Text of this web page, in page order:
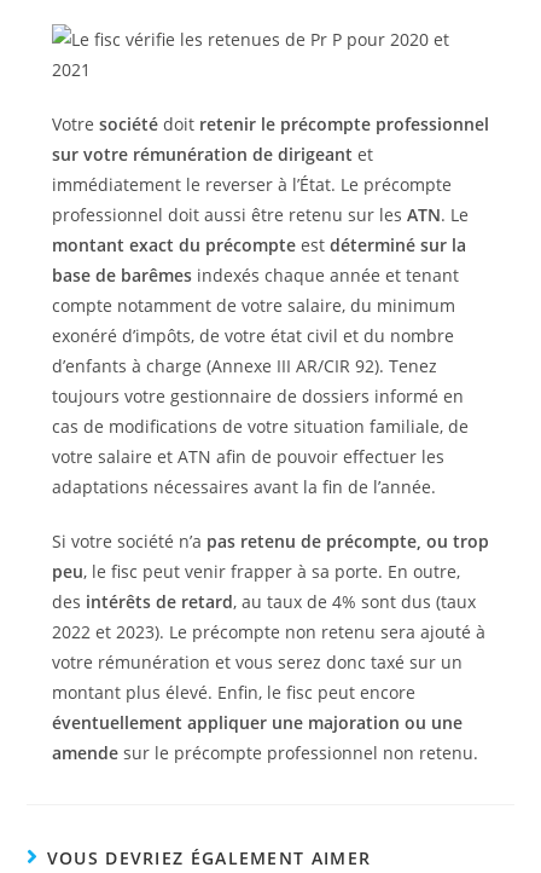
Votre société doit retenir le précompte professionnel
sur votre rémunération de dirigeant et
immédiatement le reverser à l’État. Le précompte
professionnel doit aussi être retenu sur les ATN. Le
montant exact du précompteest déterminé sur la
base de barêmes indexés chaque année et tenant
compte notamment de votre salaire, du minimum
exonéré d’impôts, de votre état civil et du nombre
d’enfants à charge (Annexe III AR/CIR 92). Tenez
toujours votre gestionnaire de dossiers informé en
cas de modifications de votre situation familiale, de
votre salaire et ATN afin de pouvoir effectuer les
adaptations nécessaires avant la fin de l’année.
Si votre société n’a pas retenu de précompte, ou trop
peu, le fisc peut venir frapper à sa porte. En outre,
des intérêts de retard, au taux de 4% sont dus (taux
2022 et 2023). Le précompte non retenu sera ajouté à
votre rémunération et vous serez donc taxé sur un
montant plus élevé. Enfin, le fisc peut encore
éventuellement appliquer une majoration ou une
amendesur le précompte professionnel non retenu.
VOUS DEVRIEZ ÉGALEMENT AIMER